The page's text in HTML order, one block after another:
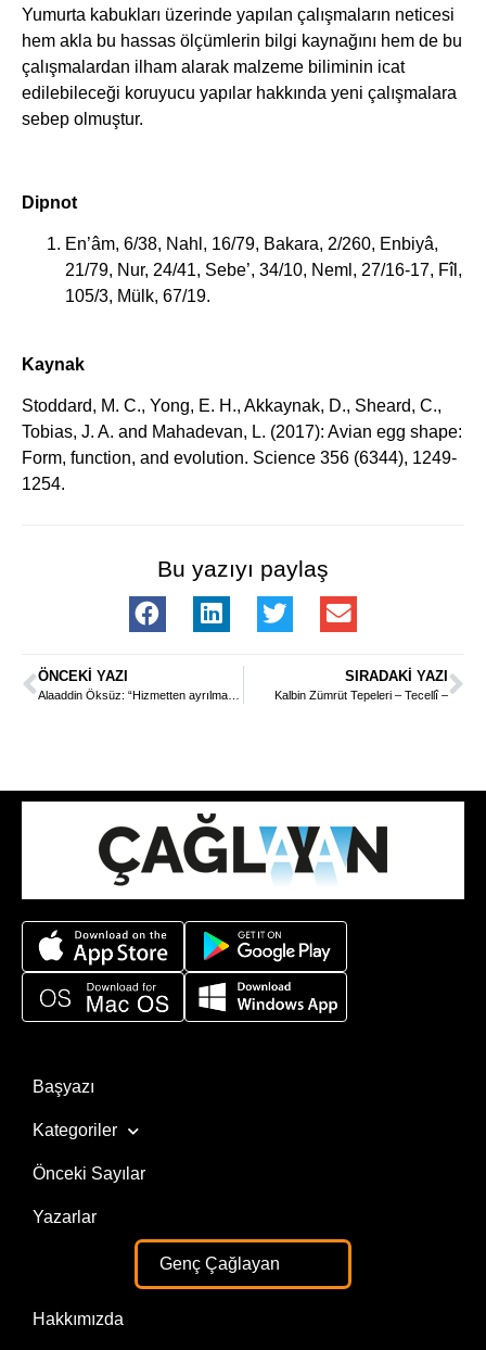
Yumurta kabukları üzerinde yapılan çalışmaların neticesi
hem akla bu hassas ölçümlerin bilgi kaynağını hem de bu
çalışmalardan ilham alarak malzeme biliminin icat
edilebileceği koruyucu yapılar hakkında yeni çalışmalara
sebep olmuştur.
Dipnot
En’âm, 6/38, Nahl, 16/79, Bakara, 2/260, Enbiyâ,
21/79, Nur, 24/41, Sebe’, 34/10, Neml, 27/16-17, Fîl,
105/3, Mülk, 67/19.
Kaynak
Stoddard, M. C., Yong, E. H., Akkaynak, D., Sheard, C.,
Tobias, J. A. and Mahadevan, L. (2017): Avian egg shape:
Form, function, and evolution. Science 356 (6344), 1249-
1254.
Bu yazıyı paylaş
ÖNCEKI YAZI SIRADAKI YAZI
Kalbin Zümrüt Tepeleri – Tecellî –
Başyazı
Kategoriler
Önceki Sayılar
Yazarlar
Genç Çağlayan
Hakkımızda